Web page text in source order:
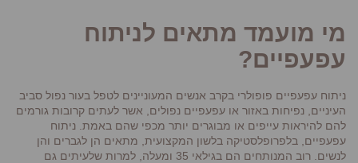
מי מועמד מתאים לניתוח
עפעפיים?
ניתוח עפעפיים פופולרי בקרב אנשים המעוניינים לטפל בעור נפול סביב
העיניים, נפיחות באזור או עפעפיים נפולים, אשר לעתים קרובות גורמים
להם להיראות עייפים או מבוגרים יותר מכפי שהם באמת. ניתוח
עפעפיים, בלפרופלסטיקה בלשון המקצועית, מתאים הן לגברים והן
לנשים. רוב המנותחים הם בגילאי 35 ומעלה, למרות שלעיתים גם